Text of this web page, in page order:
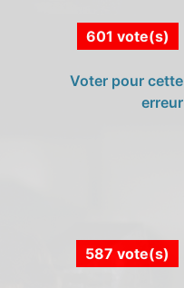
601 vote(s)
Voter pour cette
erreur
587 vote(s)